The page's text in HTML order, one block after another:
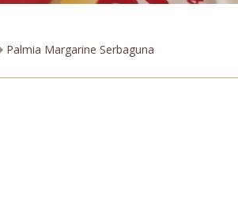
Palmia Margarine Serbaguna